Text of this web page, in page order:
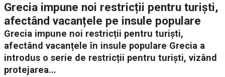
Grecia impune noi restricții pentru turiști,
afectând vacanțele pe insule populare
Grecia impune noi restricții pentru turiști,
afectând vacanțele în insule populare Grecia a
introdus o serie de restricții pentru turiști, vizând
protejarea...